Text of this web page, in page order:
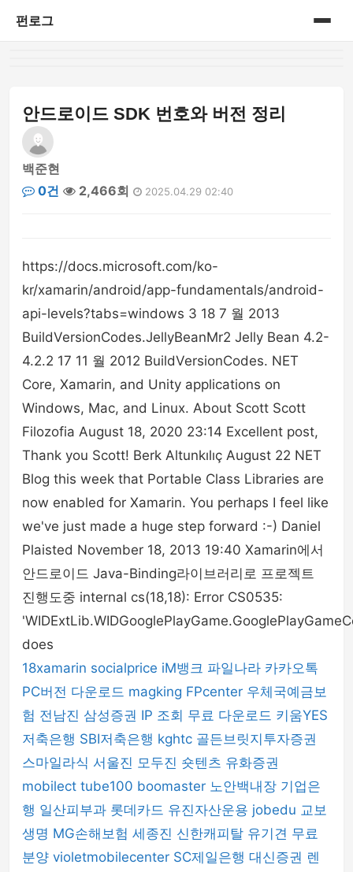
펀로그
안드로이드 SDK 번호와 버전 정리
백준현
0건
2,466회 2025.04.29 02:40
https://docs.microsoft.com/ko-
kr/xamarin/android/app-fundamentals/android-
api-levels?tabs=windows 3 18 7 월 2013
BuildVersionCodes.JellyBeanMr2 Jelly Bean 4.2-
4.2.2 17 11 월 2012 BuildVersionCodes. NET
Core, Xamarin, and Unity applications on
Windows, Mac, and Linux. About Scott Scott
Filozofia August 18, 2020 23:14 Excellent post,
Thank you Scott! Berk Altunkılıç August 22 NET
Blog this week that Portable Class Libraries are
now enabled for Xamarin. You perhaps I feel like
we've just made a huge step forward :-) Daniel
Plaisted November 18, 2013 19:40 Xamarin에서
안드로이드 Java-Binding라이브러리로 프로젝트
진행도중 internal cs(18,18): Error CS0535:
does
18xamarin socialprice iM뱅크 파일나라 카카오톡
PC버전 다운로드 magking FPcenter 우체국예금보
험 전남진 삼성증권 IP 조회 무료 다운로드 키움YES
저축은행 SBI저축은행 kghtc 골든브릿지투자증권
스마일라식 서울진 모두진 숏텐츠 유화증권
mobilect tube100 boomaster 노안백내장 기업은
행 일산피부과 롯데카드 유진자산운용 jobedu 교보
생명 MG손해보험 세종진 신한캐피탈 유기견 무료
분양 violetmobilecenter SC제일은행 대신증권 렌